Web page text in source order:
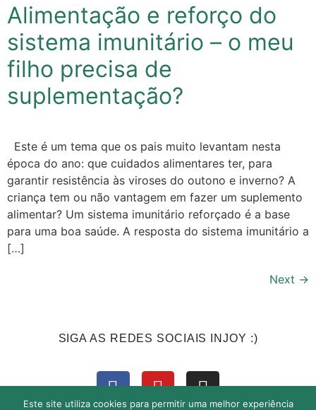
Alimentação e reforço do
sistema imunitário – o meu
filho precisa de
suplementação?
Este é um tema que os pais muito levantam nesta
época do ano: que cuidados alimentares ter, para
garantir resistência às viroses do outono e inverno? A
criança tem ou não vantagem em fazer um suplemento
alimentar? Um sistema imunitário reforçado é a base
para uma boa saúde. A resposta do sistema imunitário a
[…]
Next →
SIGA AS REDES SOCIAIS INJOY :)
Este site utiliza cookies para permitir uma melhor experiência